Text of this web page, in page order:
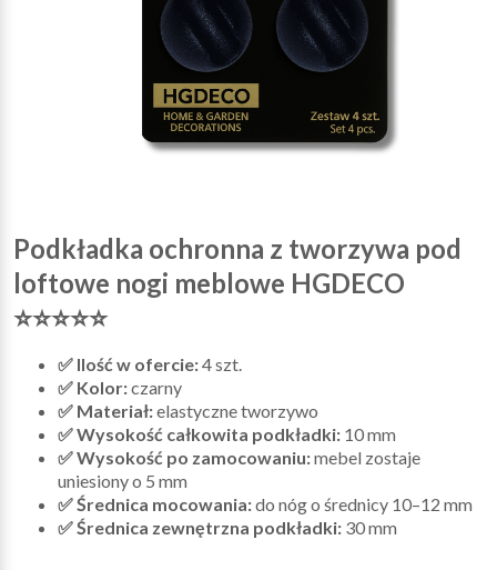
Podkładka ochronna z tworzywa pod
loftowe nogi meblowe HGDECO
⭐⭐⭐⭐⭐
✅ Ilość w ofercie:4 szt.
✅ Kolor:czarny
✅ Materiał:elastyczne tworzywo
✅ Wysokość całkowita podkładki: 10 mm
✅ Wysokość po zamocowaniu:mebel zostaje
uniesiony o 5 mm
✅ Średnica mocowania:do nóg o średnicy 10–12 mm
✅ Średnica zewnętrzna podkładki: 30 mm